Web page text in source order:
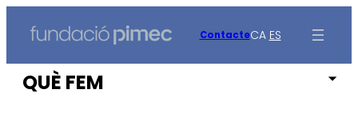
contingut
ContacteCA ES
QUÈ FEM